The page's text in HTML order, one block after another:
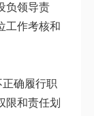
负领导责
工作考核和
确履行职
限和责任划